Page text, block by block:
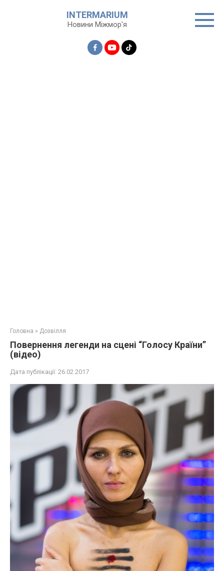
INTERMARIUM
Новини Міжмор'я
Головна » Дозвілля
Повернення легенди на сцені “Голосу Країни”
(відео)
Дата публікації: 26.02.2017